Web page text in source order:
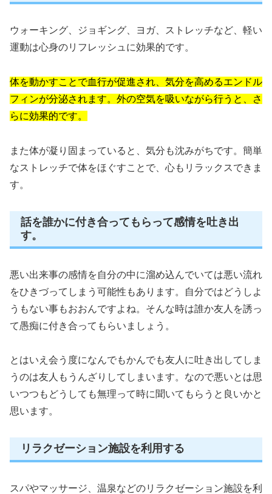
ウォーキング、ジョギング、ヨガ、ストレッチなど、軽い
運動は心身のリフレッシュに効果的です。
体を動かすことで血行が促進され、気分を高めるエンドル
フィンが分泌されます。外の空気を吸いながら行うと、さ
らに効果的です。
また体が凝り固まっていると、気分も沈みがちです。簡単
なストレッチで体をほぐすことで、心もリラックスできま
す。
話を誰かに付き合ってもらって感情を吐き出
す。
悪い出来事の感情を自分の中に溜め込んでいては悪い流れ
をひきづってしまう可能性もあります。自分ではどうしよ
うもない事もおおんですよね。そんな時は誰か友人を誘っ
て愚痴に付き合ってもらいましょう。
とはいえ会う度になんでもかんでも友人に吐き出してしま
うのは友人もうんざりしてしまいます。なので悪いとは思
いつつもどうしても無理って時に聞いてもらうと良いかと
思います。
リラクゼーション施設を利用する
スパやマッサージ、温泉などのリラクゼーション施設を利